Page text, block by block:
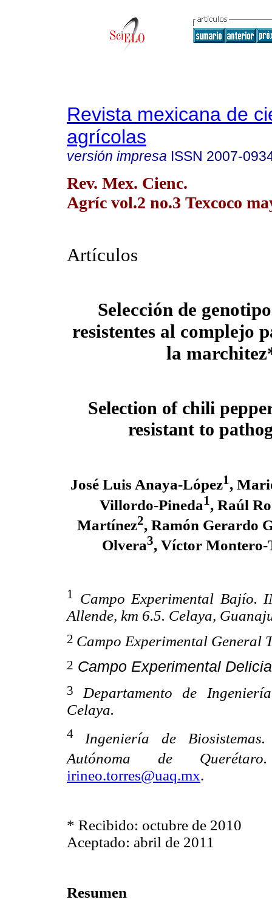
Revista mexicana de
agrícolas
versión impresa ISSN 2007-
Rev. Mex. Cienc.
Agríc vol.2 no.3 Texcoco
Artículos
Selección de
resistentes al complejo
la
Selection of chili
resistant to
José Luis Anaya-López1,
Villordo-Pineda1, Raúl
Martínez2, Ramón Gerardo
Olvera3, Víctor Montero-
1
Campo Experimental Bajío.
Allende, km 6.5. Celaya,
2 Campo Experimental General
2 Campo Experimental
3
Departamento de
Celaya.
4 Ingeniería de
Autónoma de
irineo.torres@uaq.mx.
* Recibido: octubre de 2010
Aceptado: abril de 2011
Resumen